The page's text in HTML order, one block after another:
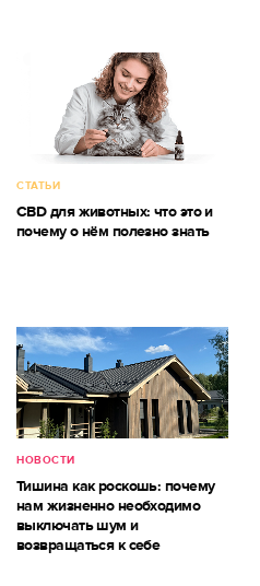
СТАТЬИ
CBD для животных: что это и
почему о нём полезно знать
НОВОСТИ
Тишина как роскошь: почему
нам жизненно необходимо
выключать шум и
возвращаться к себе